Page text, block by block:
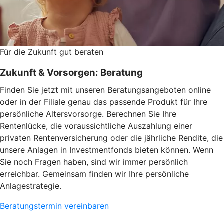
Für die Zukunft gut beraten
Zukunft & Vorsorgen: Beratung
Finden Sie jetzt mit unseren Beratungsangeboten online
oder in der Filiale genau das passende Produkt für Ihre
persönliche Altersvorsorge. Berechnen Sie Ihre
Rentenlücke, die voraussichtliche Auszahlung einer
privaten Rentenversicherung oder die jährliche Rendite, die
unsere Anlagen in Investmentfonds bieten können. Wenn
Sie noch Fragen haben, sind wir immer persönlich
erreichbar. Gemeinsam finden wir Ihre persönliche
Anlagestrategie.
Beratungstermin vereinbaren